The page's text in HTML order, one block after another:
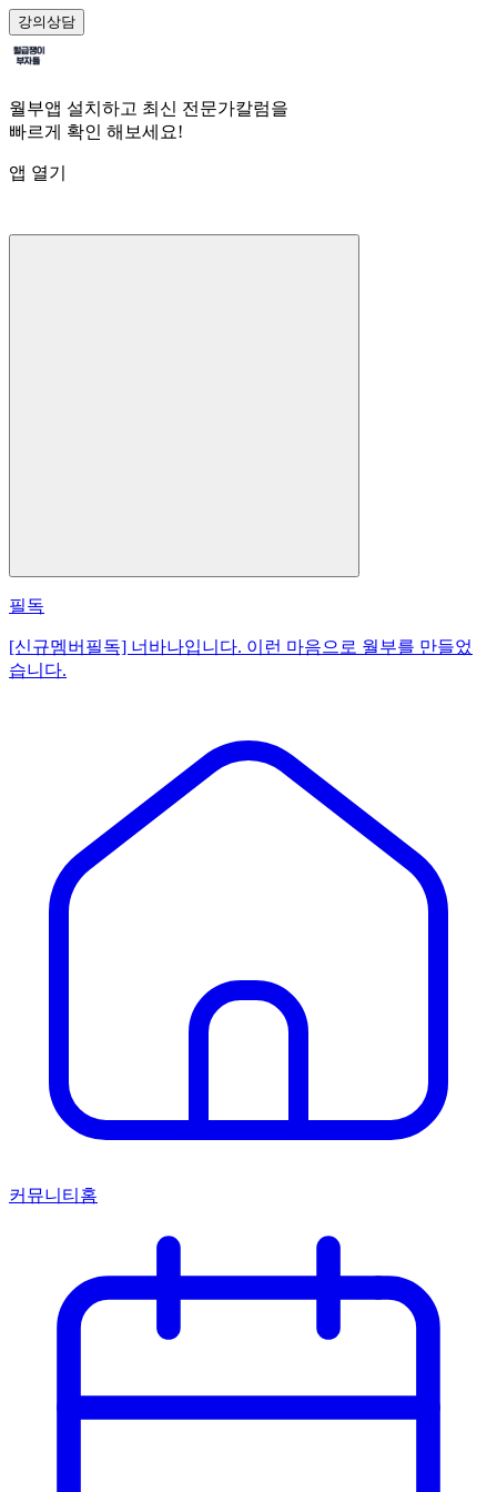
강의상담
월부앱 설치하고 최신 전문가칼럼을
빠르게 확인 해보세요!
앱 열기
필독
[신규멤버필독] 너바나입니다. 이런 마음으로 월부를 만들었
습니다.
커뮤니티홈